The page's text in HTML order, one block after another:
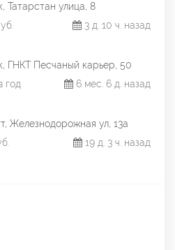
Татарстан улица, 8
3 д. 10 ч. назад
ГНКТ Песчаный карьер, 50
год
6 мес. 6 д. назад
Железнодорожная ул, 13а
19 д. 3 ч. назад